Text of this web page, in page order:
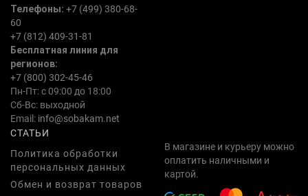
Телефоны: +7 (499) 380-68-
60
+7 (812) 409-31-81
Бесплатная линия для
регионов:
+7 (800) 302-45-46
Пн-Пт: с 09:00 до 18:00
Сб-Вс: выходной
Email: info@sobakam.net
СТАТЬИ
Политика обработки
персональных данных
Обмен и возврат товаров
В магазине и курьеру можно
оплатить наличными и
картой.